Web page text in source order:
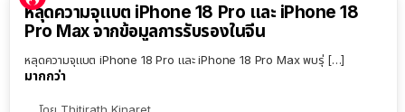
หลุดความจุแบต iPhone 18 Pro และ iPhone 18
Pro Max จากข้อมูลการรับรองในจีน
หลุดความจุแบต iPhone 18 Pro และ iPhone 18 Pro Max พบรุ่ […]
มากกว่า